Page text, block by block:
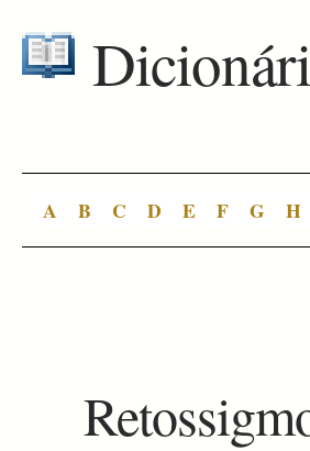
A B C D E F G H